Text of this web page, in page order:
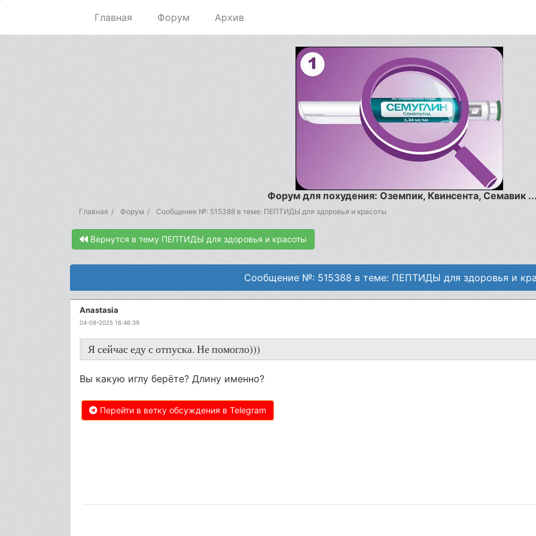
Главная Форум Архив
Форум для похудения: Оземпик, Квинсента, Семавик
Главная Форум Сообщение №: 515388 в теме: ПЕПТИДЫ для здоровья и красоты
Вернутся в тему ПЕПТИДЫ для здоровья и красоты
Сообщение №: 515388 в теме: ПЕПТИДЫ для здоровья и
Anastasia
04-09-2025 16:46:39
Я сейчас еду с отпуска. Не помогло)))
Вы какую иглу берёте? Длину именно?
Перейти в ветку обсуждения в Telegram